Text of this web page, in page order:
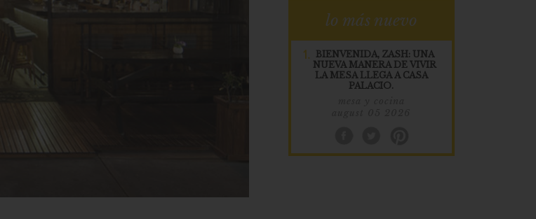
lo más nuevo
1.
BIENVENIDA, ZASH: UNA
NUEVA MANERA DE VIVIR
LA MESA LLEGA A CASA
PALACIO.